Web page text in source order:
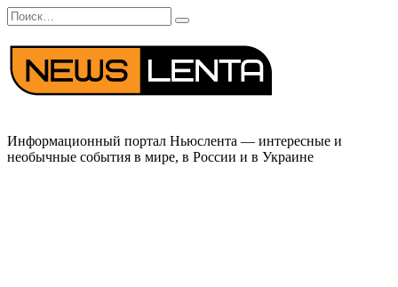
Перейти
к
содержанию
Search
for:
Информационный портал Ньюслента — интересные и
необычные события в мире, в России и в Украине